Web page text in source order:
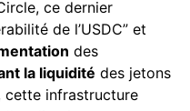
ce dernier
de l’USDC” et
des
la liquidité des jetons
cette infrastructure